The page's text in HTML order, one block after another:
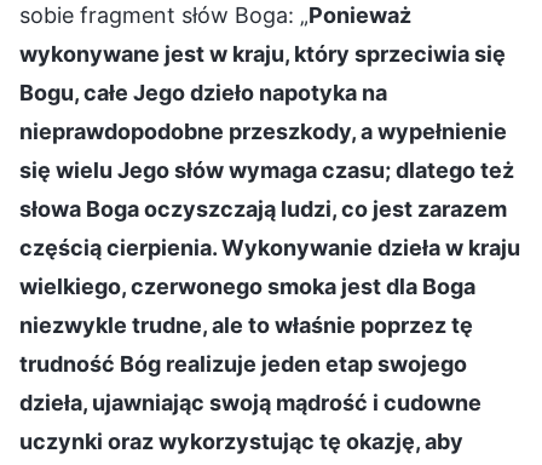
sobie fragment słów Boga: „Ponieważ
wykonywane jest w kraju, który sprzeciwia się
Bogu, całe Jego dzieło napotyka na
nieprawdopodobne przeszkody, a wypełnienie
się wielu Jego słów wymaga czasu; dlatego też
słowa Boga oczyszczają ludzi, co jest zarazem
częścią cierpienia. Wykonywanie dzieła w kraju
wielkiego, czerwonego smoka jest dla Boga
niezwykle trudne, ale to właśnie poprzez tę
trudność Bóg realizuje jeden etap swojego
dzieła, ujawniając swoją mądrość i cudowne
uczynki oraz wykorzystując tę okazję, aby